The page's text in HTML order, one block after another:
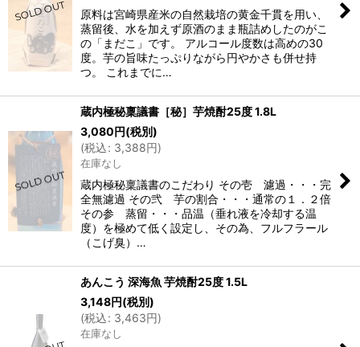
原料は宮崎県産米の自然栽培の黄金千貫を用い、
蒸留後、水を加えず原酒のまま瓶詰めしたのがこ
の「まだこ」です。 アルコール度数は高めの30
度。芋の旨味たっぷりながら円やかさも併せ持
つ。 これまでに…
蔵内極秘稟議書［秘］芋焼酎25度 1.8L
3,080円(税別)
(税込: 3,388円)
在庫なし
蔵内極秘稟議書のこだわり その壱 濾過・・・完
全無濾過 その弐 芋の割合・・・通常の１．２倍
その参 蒸留・・・品温（垂れ液を冷却する温
度）を極めて低く設定し、その為、フルフラール
（こげ臭）…
あんこう 深海魚 芋焼酎25度 1.5L
3,148円(税別)
(税込: 3,463円)
在庫なし